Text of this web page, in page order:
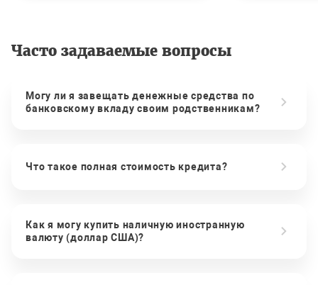
Часто задаваемые вопросы
Могу ли я завещать денежные средства по
банковскому вкладу своим родственникам?
Что такое полная стоимость кредита?
Как я могу купить наличную иностранную
валюту (доллар США)?